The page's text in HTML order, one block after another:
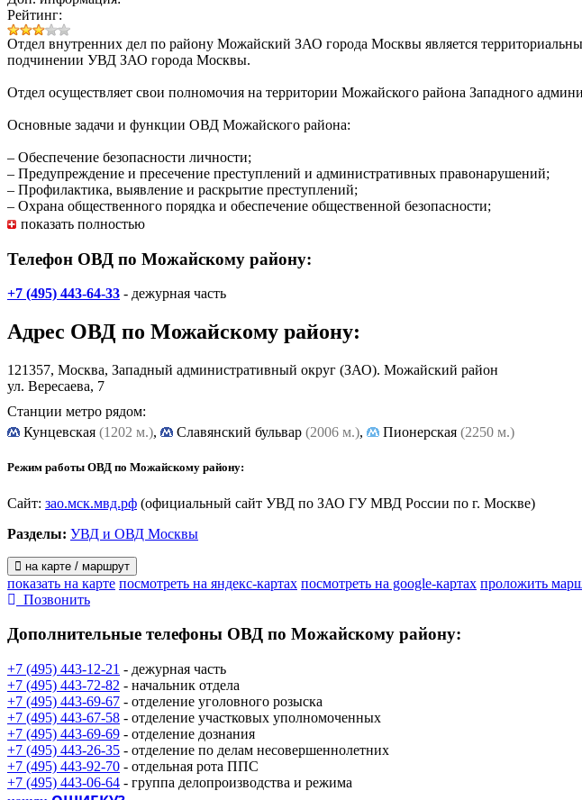
Рейтинг:
Отдел внутренних дел по району Можайский ЗАО города Москвы является
подчинении УВД ЗАО города Москвы.
Отдел осуществляет свои полномочия на территории Можайского района Западного
Основные задачи и функции ОВД Можайского района:
– Обеспечение безопасности личности;
– Предупреждение и пресечение преступлений и административных правонарушений;
– Профилактика, выявление и раскрытие преступлений;
– Охрана общественного порядка и обеспечение общественной безопасности;
– Защита частной, государственной, муниципальной и иных форм собственности;
– Обеспечение исполнения административных взысканий, отнесённых к компетенции
показать полностью
Телефон ОВД по Можайскому району:
+7 (495) 443-64-33 - дежурная часть
Адрес ОВД по Можайскому району:
121357, Москва, Западный административный округ (ЗАО). Можайский район
ул. Вересаева, 7
Станции метро рядом:
Кунцевская (1202 м.), Славянский бульвар (2006 м.), Пионерская (2250 м.)
Режим работы ОВД по Можайскому району:
Сайт: зао.мск.мвд.рф (официальный сайт УВД по ЗАО ГУ МВД России по г. Москве)
Разделы: УВД и ОВД Москвы
на карте / маршрут
показать на карте посмотреть на яндекс-картах посмотреть на google-картах проложить
Позвонить
Дополнительные телефоны ОВД по Можайскому району:
+7 (495) 443-12-21 - дежурная часть
+7 (495) 443-72-82 - начальник отдела
+7 (495) 443-69-67 - отделение уголовного розыска
+7 (495) 443-67-58 - отделение участковых уполномоченных
+7 (495) 443-69-69 - отделение дознания
+7 (495) 443-26-35 - отделение по делам несовершеннолетних
+7 (495) 443-92-70 - отдельная рота ППС
+7 (495) 443-06-64 - группа делопроизводства и режима